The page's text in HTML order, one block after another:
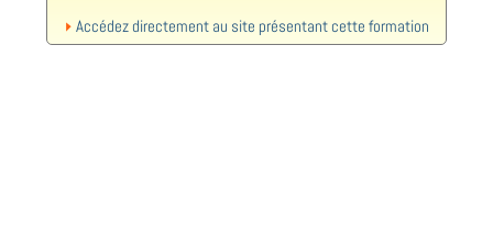
Accédez directement au site présentant cette formation